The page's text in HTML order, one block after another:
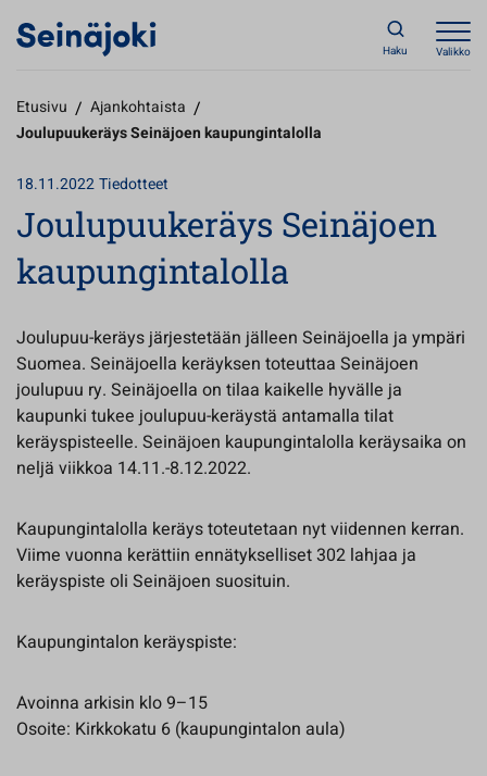
Haku Valikko
Etusivu / Ajankohtaista /
Joulupuukeräys Seinäjoen kaupungintalolla
18.11.2022Tiedotteet
Joulupuukeräys Seinäjoen
kaupungintalolla
Joulupuu-keräys järjestetään jälleen Seinäjoella ja ympäri
Suomea. Seinäjoella keräyksen toteuttaa Seinäjoen
joulupuu ry. Seinäjoella on tilaa kaikelle hyvälle ja
kaupunki tukee joulupuu-keräystä antamalla tilat
keräyspisteelle. Seinäjoen kaupungintalolla keräysaika on
neljä viikkoa 14.11.-8.12.2022.
Kaupungintalolla keräys toteutetaan nyt viidennen kerran.
Viime vuonna kerättiin ennätykselliset 302 lahjaa ja
keräyspiste oli Seinäjoen suosituin.
Kaupungintalon keräyspiste:
Avoinna arkisin klo 9–15
Osoite: Kirkkokatu 6 (kaupungintalon aula)